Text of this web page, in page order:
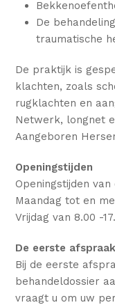
De
traumatische
De praktijk is
klachten, zoals
rugklachten en
Netwerk, longnet
Aangeboren
Openingstijden
Openingstijden
Maandag tot en
Vrijdag van 8.00 -
De eerste afspraak
Bij de eerste
behandeldossier
vraagt u om uw